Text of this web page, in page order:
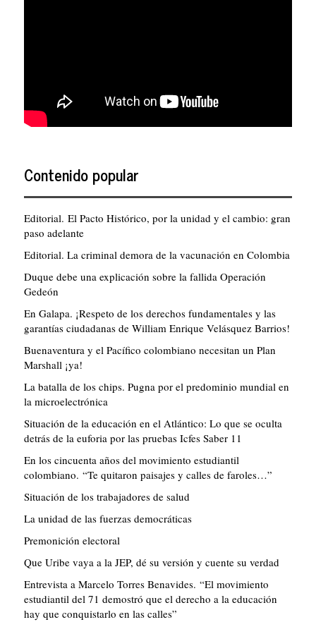
Contenido popular
Editorial. El Pacto Histórico, por la unidad y el cambio: gran
paso adelante
Editorial. La criminal demora de la vacunación en Colombia
Duque debe una explicación sobre la fallida Operación
Gedeón
En Galapa. ¡Respeto de los derechos fundamentales y las
garantías ciudadanas de William Enrique Velásquez Barrios!
Buenaventura y el Pacífico colombiano necesitan un Plan
Marshall ¡ya!
La batalla de los chips. Pugna por el predominio mundial en
la microelectrónica
Situación de la educación en el Atlántico: Lo que se oculta
detrás de la euforia por las pruebas Icfes Saber 11
En los cincuenta años del movimiento estudiantil
colombiano. “Te quitaron paisajes y calles de faroles…”
Situación de los trabajadores de salud
La unidad de las fuerzas democráticas
Premonición electoral
Que Uribe vaya a la JEP, dé su versión y cuente su verdad
Entrevista a Marcelo Torres Benavides. “El movimiento
estudiantil del 71 demostró que el derecho a la educación
hay que conquistarlo en las calles”